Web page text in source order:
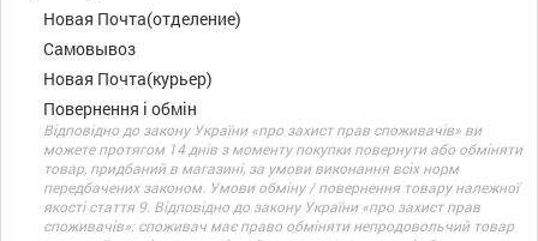
Новая Почта(отделение)
Самовывоз
Новая Почта(курьер)
Повернення і обмін
Відповідно до закону України «про захист прав споживачів» ви
можете протягом 14 днів з моменту покупки повернути або обміняти
товар, придбаний в магазині, за умови виконання всіх норм
передбачених законом. Умови обміну / повернення товару належної
якості стаття 9. Відповідно до закону України «про захист прав
споживачів»: споживач має право обміняти непродовольчий товар